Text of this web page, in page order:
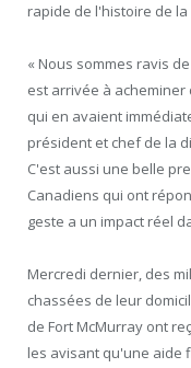
rapide de l'histoire de
« Nous sommes ravis
est arrivée à
qui en avaient
président et chef de la
C'est aussi une belle
Canadiens qui ont
geste a un impact réel
Mercredi dernier, des
chassées de leur
de Fort McMurray ont
les avisant qu'une aide